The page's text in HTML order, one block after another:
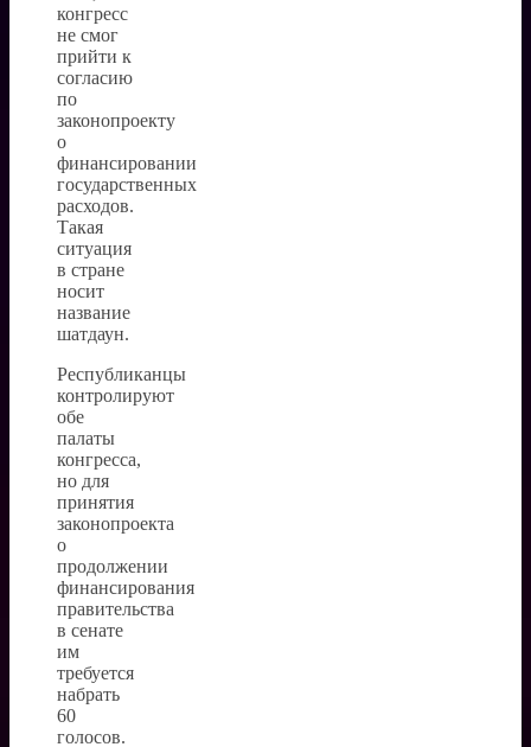
конгресс
не смог
прийти к
согласию
по
законопроекту
о
финансировании
государственных
расходов.
Такая
ситуация
в стране
носит
название
шатдаун.
Республиканцы
контролируют
обе
палаты
конгресса,
но для
принятия
законопроекта
о
продолжении
финансирования
правительства
в сенате
им
требуется
набрать
60
голосов.